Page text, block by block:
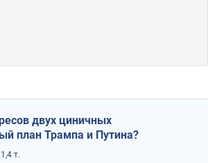
двух циничных
план Трампа и Путина?
т.